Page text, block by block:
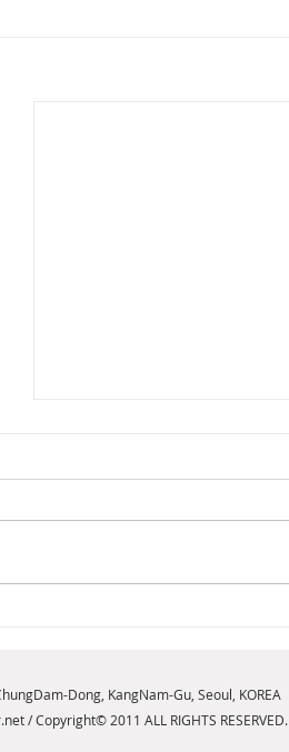
드 퍼퓸 인텐스 출시
Dong, KangNam-Gu, Seoul, KOREA
/ Copyright© 2011 ALL RIGHTS RESERVED.